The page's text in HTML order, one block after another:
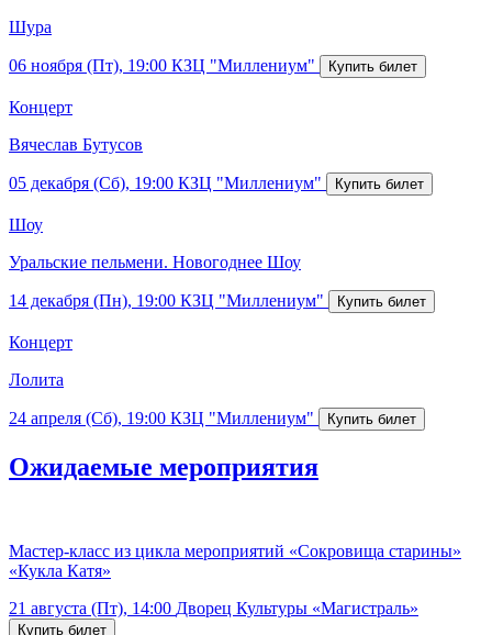
Шура
06 ноября (Пт), 19:00 КЗЦ "Миллениум"
Концерт
Вячеслав Бутусов
05 декабря (Сб), 19:00 КЗЦ "Миллениум"
Шоу
Уральские пельмени. Новогоднее Шоу
14 декабря (Пн), 19:00 КЗЦ "Миллениум"
Концерт
Лолита
24 апреля (Сб), 19:00 КЗЦ "Миллениум"
Ожидаемые мероприятия
Мастер-класс из цикла мероприятий «Сокровища старины»
«Кукла Катя»
21 августа (Пт), 14:00 Дворец Культуры «Магистраль»